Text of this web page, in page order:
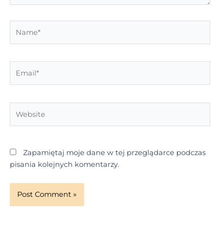
Zapamiętaj moje dane w tej przeglądarce podczas
pisania kolejnych komentarzy.